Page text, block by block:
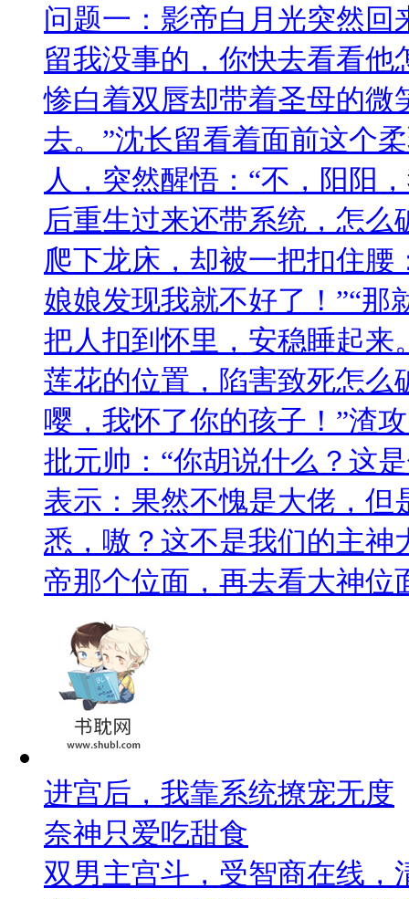
问题一：影帝白月光突然回
留我没事的，你快去看看他
惨白着双唇却带着圣母的微
去。”沈长留看着面前这个
人，突然醒悟：“不，阳阳
后重生过来还带系统，怎
爬下龙床，却被一把扣住腰
娘娘发现我就不好了！”“那
把人扣到怀里，安稳睡起来
莲花的位置，陷害致死怎么
嘤，我怀了你的孩子！”渣
批元帅：“你胡说什么？这
表示：果然不愧是大佬，
悉，嗷？这不是我们的主神
帝那个位面，再去看大神位
进宫后，我靠系统撩宠无度
奈神只爱吃甜食
双男主宫斗，受智商在线